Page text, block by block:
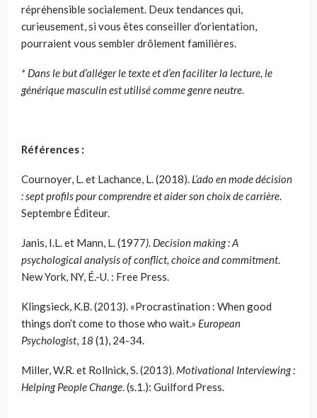
répréhensible socialement. Deux tendances qui,
curieusement, si vous êtes conseiller d’orientation,
pourraient vous sembler drôlement familières.
* Dans le but d’alléger le texte et d’en faciliter la lecture, le
générique masculin est utilisé comme genre neutre.
Références :
Cournoyer, L. et Lachance, L. (2018). L’ado en mode décision
: sept profils pour comprendre et aider son choix de carrière.
Septembre Éditeur.
Janis, I.L. et Mann, L. (1977). Decision making : A
psychological analysis of conflict, choice and commitment.
New York, NY, É.-U. : Free Press.
Klingsieck, K.B. (2013). «Procrastination : When good
things don’t come to those who wait.» European
Psychologist, 18 (1), 24-34.
Miller, W.R. et Rollnick, S. (2013). Motivational Interviewing :
Helping People Change. (s.1.): Guilford Press.